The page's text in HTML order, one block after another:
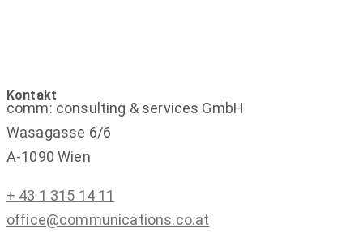
Kontakt
comm: consulting & services GmbH
Wasagasse 6/6
A-1090 Wien
+ 43 1 315 14 11
office@communications.co.at